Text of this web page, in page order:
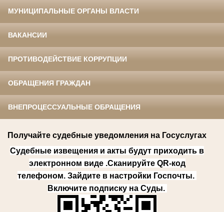
МУНИЦИПАЛЬНЫЕ ОРГАНЫ ВЛАСТИ
ВАКАНСИИ
ПРОТИВОДЕЙСТВИЕ КОРРУПЦИИ
ОБРАЩЕНИЯ ГРАЖДАН
ВНЕПРОЦЕССУАЛЬНЫЕ ОБРАЩЕНИЯ
Получайте судебные уведомления на Госуслугах
Судебные извещения и акты будут приходить в
электронном виде .Сканируйте QR-код
телефоном. Зайдите в настройки Госпочты.
Включите подписку на Суды.